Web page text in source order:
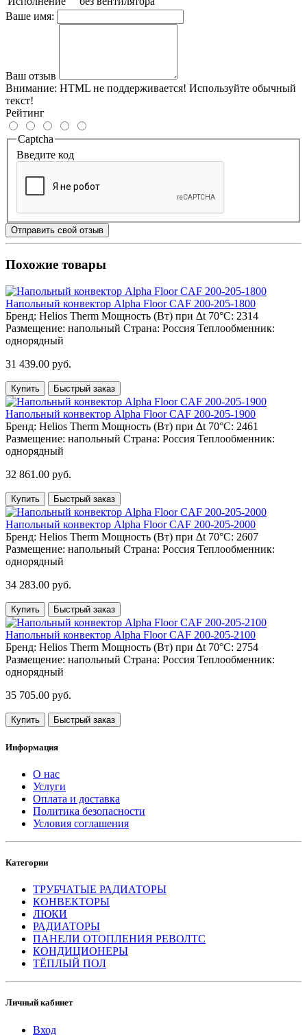
Ваше имя:
Ваш отзыв
Внимание: HTML не поддерживается! Используйте обычный
текст!
Рейтинг
Captcha
Введите код
Отправить свой отзыв
Похожие товары
Напольный конвектор Alpha Floor CAF 200-205-1800
Бренд: Helios Therm Мощность (Вт) при ∆t 70°C: 2314
Размещение: напольный Страна: Россия Теплообменник:
однорядный
31 439.00 руб.
Купить Быстрый заказ
Напольный конвектор Alpha Floor CAF 200-205-1900
Бренд: Helios Therm Мощность (Вт) при ∆t 70°C: 2461
Размещение: напольный Страна: Россия Теплообменник:
однорядный
32 861.00 руб.
Купить Быстрый заказ
Напольный конвектор Alpha Floor CAF 200-205-2000
Бренд: Helios Therm Мощность (Вт) при ∆t 70°C: 2607
Размещение: напольный Страна: Россия Теплообменник:
однорядный
34 283.00 руб.
Купить Быстрый заказ
Напольный конвектор Alpha Floor CAF 200-205-2100
Бренд: Helios Therm Мощность (Вт) при ∆t 70°C: 2754
Размещение: напольный Страна: Россия Теплообменник:
однорядный
35 705.00 руб.
Купить Быстрый заказ
Информация
О нас
Услуги
Оплата и доставка
Политика безопасности
Условия соглашения
Категории
ТРУБЧАТЫЕ РАДИАТОРЫ
КОНВЕКТОРЫ
ЛЮКИ
РАДИАТОРЫ
ПАНЕЛИ ОТОПЛЕНИЯ РЕВОЛТС
КОНДИЦИОНЕРЫ
ТЁПЛЫЙ ПОЛ
Личный кабинет
Вход